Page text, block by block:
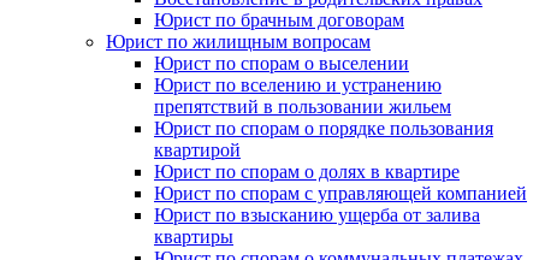
Юрист по брачным договорам
Юрист по жилищным вопросам
Юрист по спорам о выселении
Юрист по вселению и устранению
препятствий в пользовании жильем
Юрист по спорам о порядке пользования
квартирой
Юрист по спорам о долях в квартире
Юрист по спорам с управляющей компанией
Юрист по взысканию ущерба от залива
квартиры